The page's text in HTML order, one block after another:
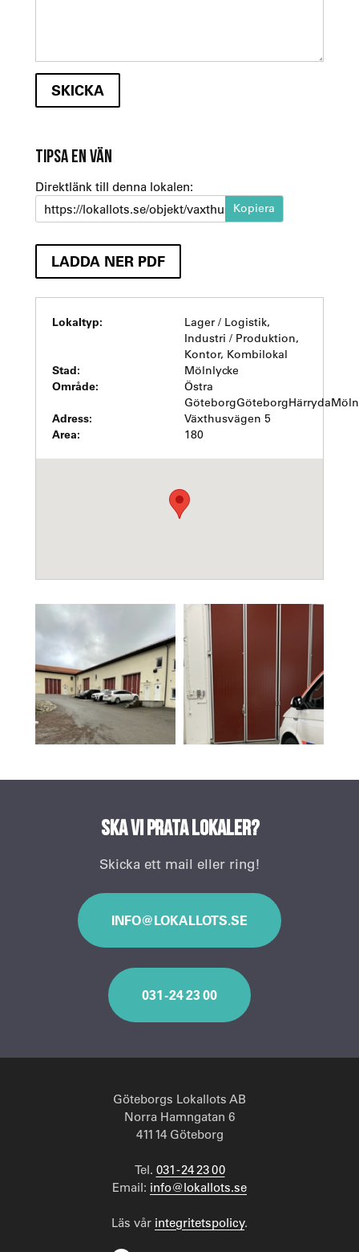
TIPSA EN VÄN
Direktlänk till denna lokalen:
https://lokallots.se/objekt/vaxthusvagen-5
LADDA NER PDF
Lokaltyp:
Lager / Logistik,
Industri / Produktion,
Kontor, Kombilokal
Stad: Mölnlycke
Område:
Östra
Adress: Växthusvägen 5
Area: 180
Ska vi prata lokaler?
Skicka ett mail eller ring!
INFO@LOKALLOTS.SE
031 - 24 23 00
Göteborgs Lokallots AB
Norra Hamngatan 6
411 14 Göteborg
Tel. 031 - 24 23 00
Email: info@lokallots.se
Läs vår integritetspolicy.